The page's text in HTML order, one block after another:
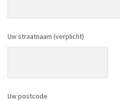
Uw straatnaam (verplicht)
Uw postcode